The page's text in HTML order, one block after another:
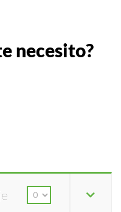
necesito?